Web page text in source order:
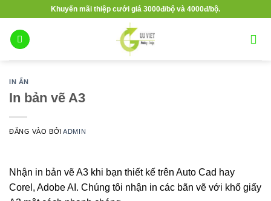
nội
dung
Khuyến mãi thiệp cưới giá 3000đ/bộ và 4000đ/bộ.
IN ẤN
In bản vẽ A3
ĐĂNG VÀOBỞIADMIN
Nhận in bản vẽ A3 khi bạn thiết kế trên Auto Cad hay
Corel, Adobe AI. Chúng tôi nhận in các bãn vẽ với khổ giấy